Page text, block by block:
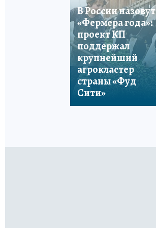
В России назовут
«Фермера года»:
проект КП
поддержал
крупнейший
агрокластер
страны «Фуд
Сити»